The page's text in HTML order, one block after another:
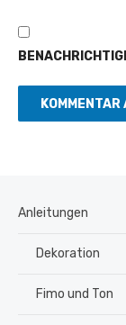
Anleitungen
Dekoration
Fimo und Ton